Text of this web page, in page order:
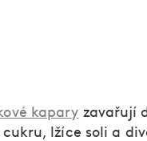
kapary zavařují
lžíce soli a